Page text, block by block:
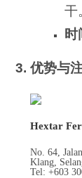
干
时
3. 优势与
Hextar
No. 64,
Klang,
Tel: +603